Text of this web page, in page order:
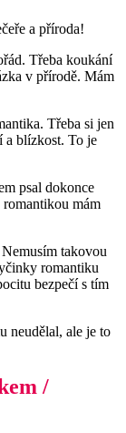
a příroda!
Třeba koukání
v přírodě. Mám
Třeba si jen
a blízkost. To je
psal dokonce
mám
takovou
romantiku
bezpečí s tím
neudělal, ale je to
/